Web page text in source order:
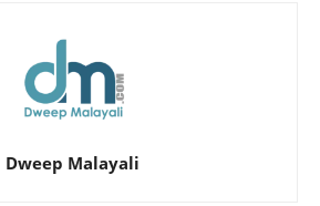
Dweep Malayali